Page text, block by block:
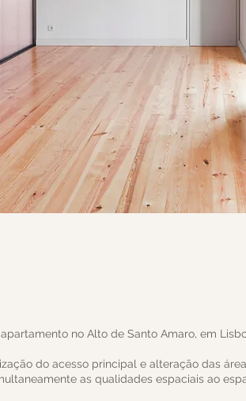
no Alto de Santo Amaro, em
do acesso principal e alteração das
as qualidades espaciais ao